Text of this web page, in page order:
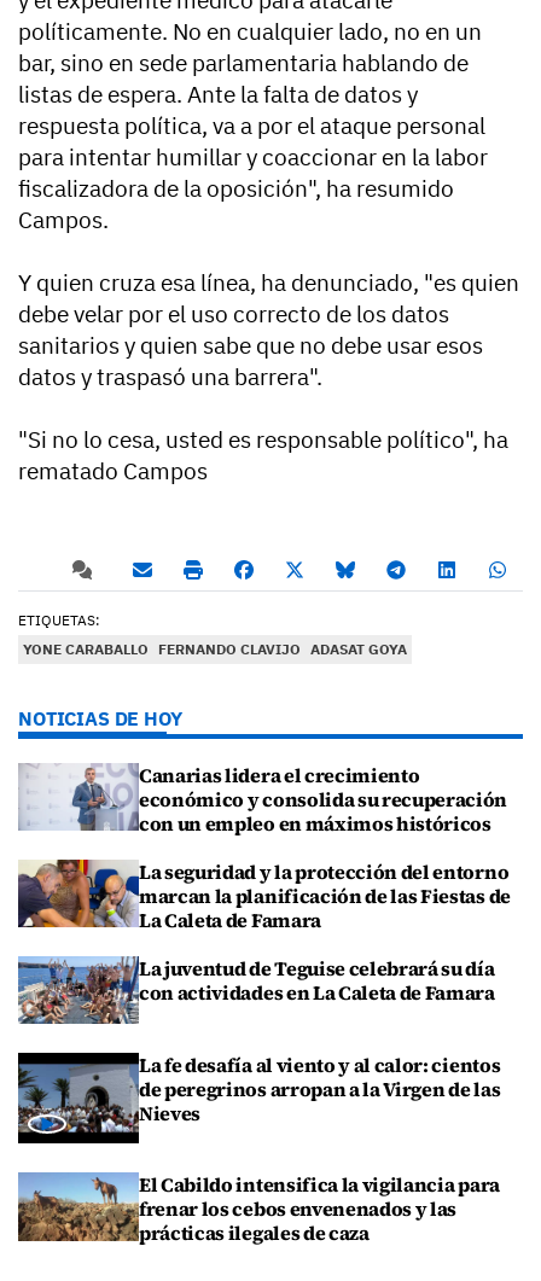
políticamente. No en cualquier lado, no en un
bar, sino en sede parlamentaria hablando de
listas de espera. Ante la falta de datos y
respuesta política, va a por el ataque personal
para intentar humillar y coaccionar en la labor
fiscalizadora de la oposición", ha resumido
Campos.
Y quien cruza esa línea, ha denunciado, "es quien
debe velar por el uso correcto de los datos
sanitarios y quien sabe que no debe usar esos
datos y traspasó una barrera".
"Si no lo cesa, usted es responsable político", ha
rematado Campos
ETIQUETAS:
YONE CARABALLO
FERNANDO CLAVIJO ADASAT GOYA
NOTICIAS DE HOY
Canarias lidera el crecimiento
económico y consolida su recuperación
con un empleo en máximos históricos
La seguridad y la protección del entorno
marcan la planificación de las Fiestas de
La Caleta de Famara
La juventud de Teguise celebrará su día
con actividades en La Caleta de Famara
La fe desafía al viento y al calor: cientos
de peregrinos arropan a la Virgen de las
Nieves
El Cabildo intensifica la vigilancia para
frenar los cebos envenenados y las
prácticas ilegales de caza